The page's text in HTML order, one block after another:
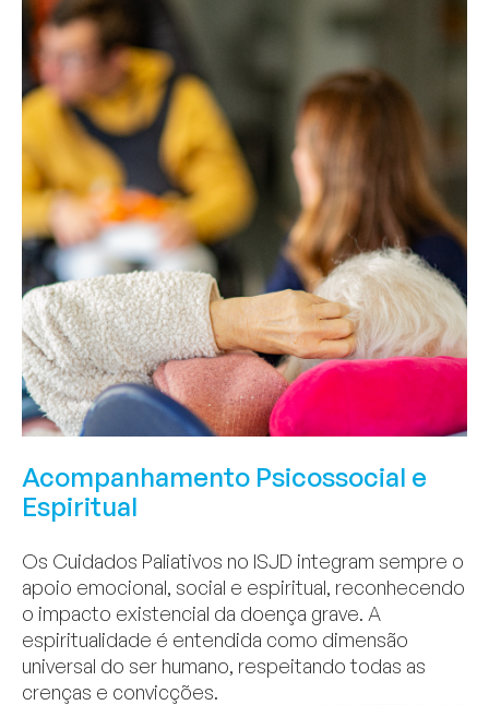
Acompanhamento Psicossocial e
Espiritual
Os Cuidados Paliativos no ISJD integram sempre o
apoio emocional, social e espiritual, reconhecendo
o impacto existencial da doença grave. A
espiritualidade é entendida como dimensão
universal do ser humano, respeitando todas as
crenças e convicções.